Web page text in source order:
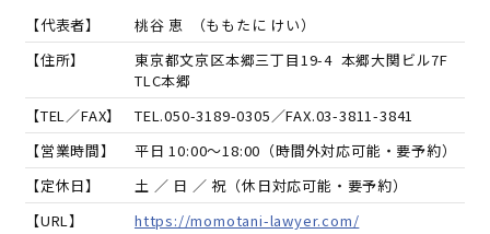
【代表者】 桃谷 恵 （ももたに けい）
【住所】
東京都文京区本郷三丁目19-4 本郷大関ビル7F
TLC本郷
【TEL／FAX】
TEL.050-3189-0305／FAX.03-3811-3841
【営業時間】
平日 10:00～18:00（時間外対応可能・要予約）
【定休日】
土 ／ 日 ／ 祝（休日対応可能・要予約）
【URL】
https://momotani-lawyer.com/